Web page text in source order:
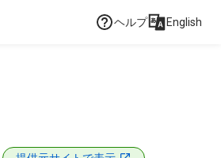
ヘルプ English